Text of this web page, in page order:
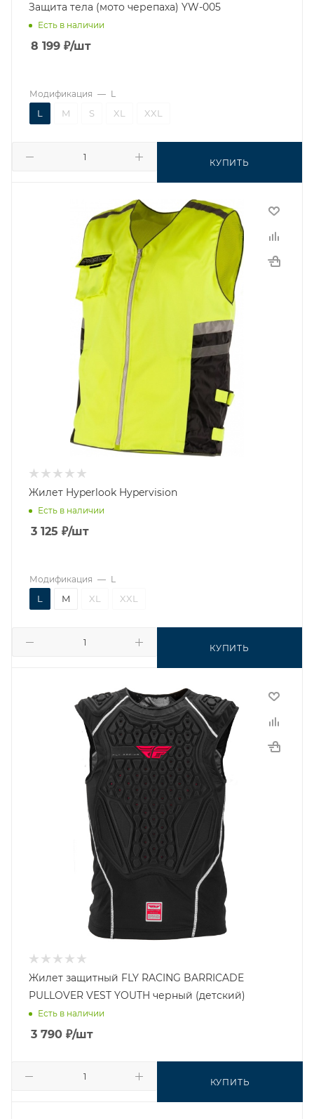
Защита тела (мото черепаха) YW-005
Есть в наличии
8 199 ₽/шт
КУПИТЬ
Модификация — L
L M S XL XXL
Жилет Hyperlook Hypervision
Есть в наличии
3 125 ₽/шт
КУПИТЬ
Модификация — L
L M XL XXL
Жилет защитный FLY RACING BARRICADE
PULLOVER VEST YOUTH черный (детский)
Есть в наличии
3 790 ₽/шт
КУПИТЬ